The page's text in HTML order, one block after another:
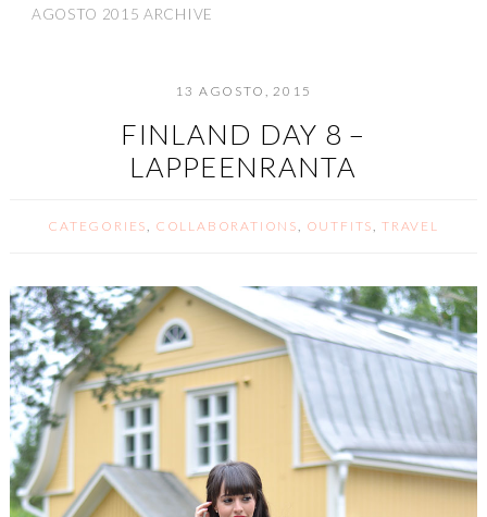
AGOSTO 2015 ARCHIVE
13 AGOSTO, 2015
FINLAND DAY 8 –
LAPPEENRANTA
CATEGORIES COLLABORATIONS OUTFITS TRAVEL